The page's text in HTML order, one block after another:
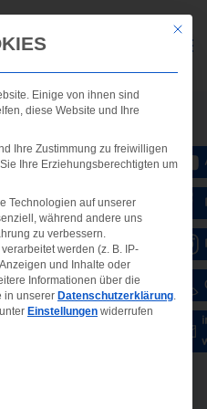
Mit
Einige von ihnen sind
diese Website und Ihre
Ihre Zustimmung zu freiwilligen
Ihre Erziehungsberechtigten um
Technologien auf unserer
während andere uns
zu verbessern.
werden (z. B. IP-
und Inhalte oder
Informationen über die
in unserer Datenschutzerklärung.
Einstellungen widerrufen
Gruppen, für die